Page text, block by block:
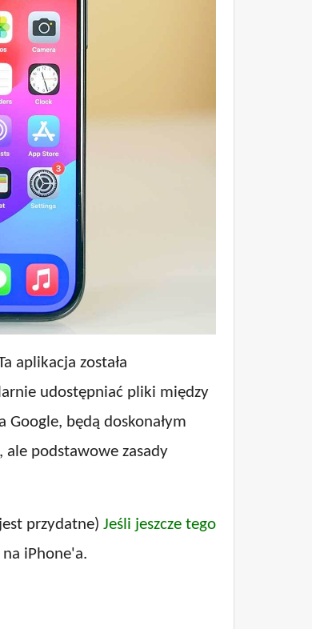
aplikacja została
udostępniać pliki między
będą doskonałym
podstawowe zasady
przydatne) Jeśli jeszcze tego
iPhone'a.